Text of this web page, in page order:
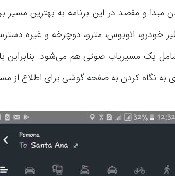
مبدا و مقصد در این برنامه به بهترین
خودرو، اتوبوس، مترو، دوچرخه و غیره
یک مسیریاب صوتی هم می‌شود. بنابراین با
به نگاه کردن به صفحه گوشی برای اطلاع از